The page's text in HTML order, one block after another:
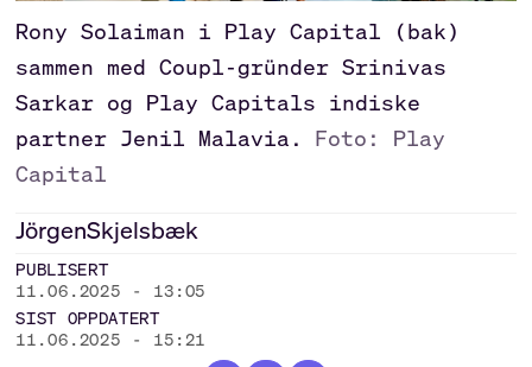
Rony Solaiman i Play Capital (bak)
sammen med Coupl-gründer Srinivas
Sarkar og Play Capitals indiske
partner Jenil Malavia.
Foto: Play
Capital
JörgenSkjelsbæk
PUBLISERT
11.06.2025 - 13:05
SIST OPPDATERT
11.06.2025 - 15:21